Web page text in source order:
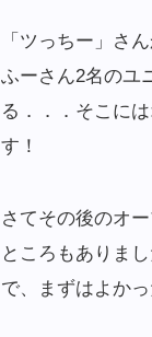
「ツっちー」さ
ふーさん2名のユ
る．．．そこに
す！
さてその後のオ
ところもありま
で、まずはよか